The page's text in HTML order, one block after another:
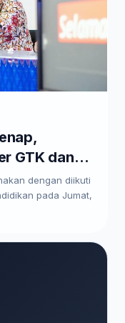
GTK dan
dengan diikuti
pada Jumat,